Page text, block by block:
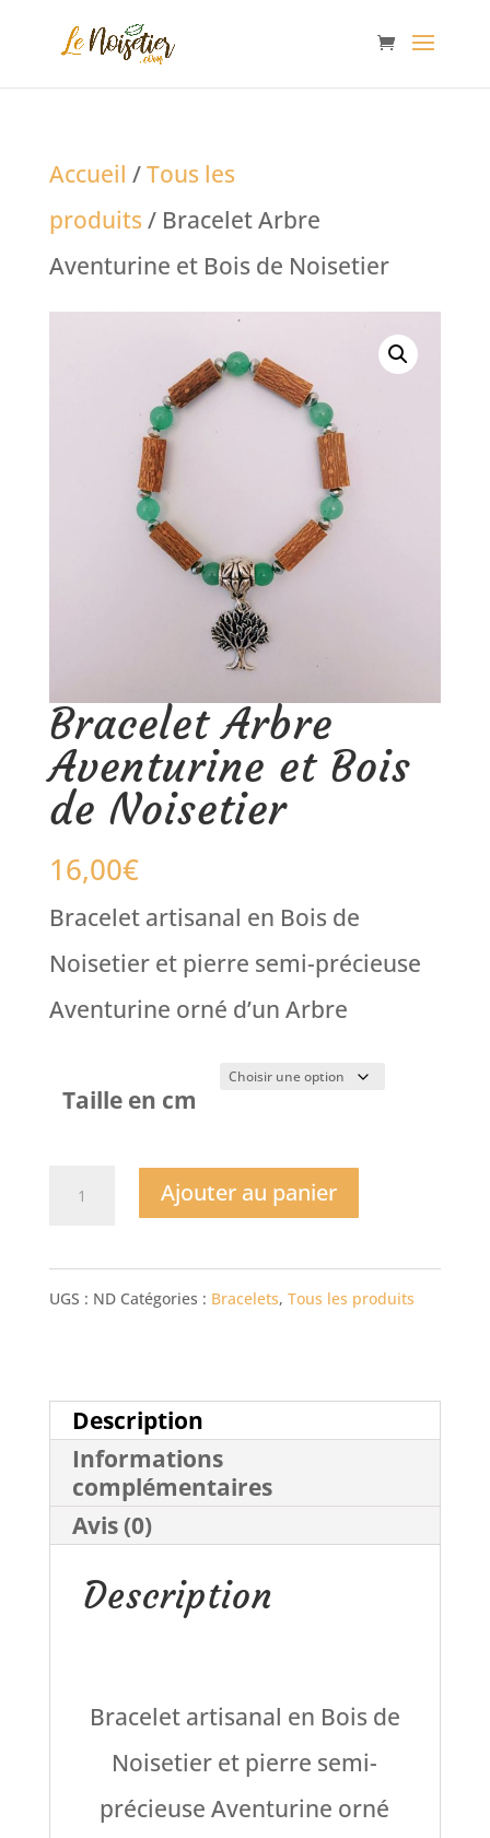
Accueil /Tous les
produits/ Bracelet Arbre
Aventurine et Bois de Noisetier
Bracelet Arbre
Aventurine et Bois
de Noisetier
16,00€
Bracelet artisanal en Bois de
Noisetier et pierre semi-précieuse
Aventurine orné d’un Arbre
Taille en cm
quantité
Bracelet
Bois
de
Noisetier
Ajouter au panier
UGS : ND Catégories : Bracelets, Tous les produits
Description
Informations
complémentaires
Avis (0)
Description
Bracelet artisanal en Bois de
Noisetier et pierre semi-
précieuse Aventurine orné